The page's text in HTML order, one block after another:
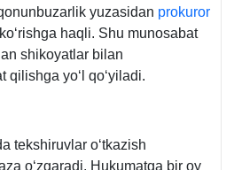
yuzasidan prokuror
koʻrishga haqli. Shu munosabat
shikoyatlar bilan
qilishga yoʻl qoʻyiladi.
tekshiruvlar oʻtkazish
oʻzgaradi. Hukumatga bir oy